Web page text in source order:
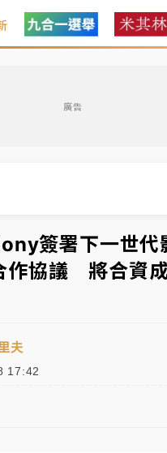
廣告
新北！通報109件災情 侯
炸新北！時雨量破百毫米
！「爸氣集合」出發工程
！「白海豚」逼近劃設警
血
簽署下一世代
作協議 將合資
夫
17:42